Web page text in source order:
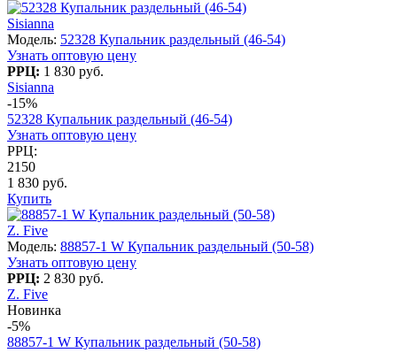
Sisianna
Модель: 52328 Купальник раздельный (46-54)
Узнать оптовую цену
РРЦ: 1 830 руб.
Sisianna
-15%
52328 Купальник раздельный (46-54)
Узнать оптовую цену
РРЦ:
2150
1 830 руб.
Купить
Z. Five
Модель: 88857-1 W Купальник раздельный (50-58)
Узнать оптовую цену
РРЦ: 2 830 руб.
Z. Five
Новинка
-5%
88857-1 W Купальник раздельный (50-58)